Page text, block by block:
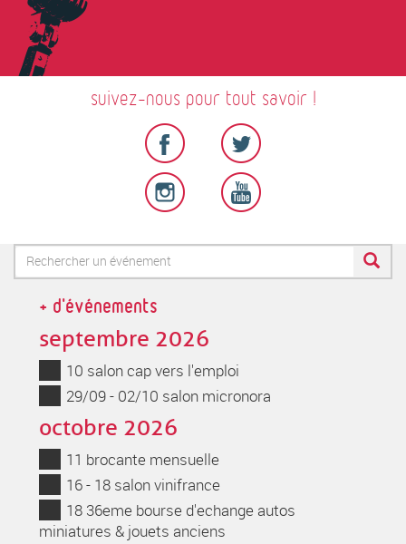
suivez-nous pour tout savoir !
Formulaire
de
recherche
+ d'événements
septembre 2026
10 salon cap vers l'emploi
29/09 - 02/10 salon micronora
octobre 2026
11 brocante mensuelle
16 - 18 salon vinifrance
18 36eme bourse d'echange autos
miniatures & jouets anciens